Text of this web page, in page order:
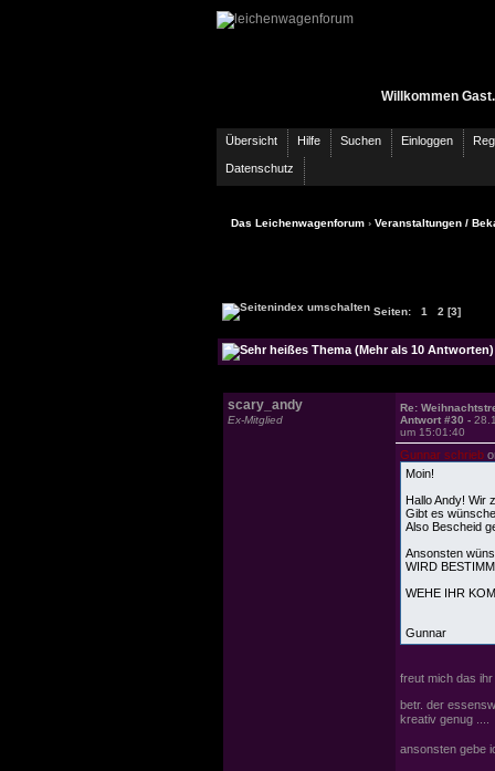
Willkommen
Übersicht Hilfe Suchen Einloggen
Datenschutz
Das Leichenwagenforum › Veranstaltungen /
Seiten: 1 2 [3]
scary_andy
Ex-Mitglied
Re:
Antwort #30 -
um 15:01:40
Gunnar schrieb
Moin!
Hallo Andy! Wir
Gibt es
Also Bescheid
Ansonsten
WIRD
WEHE IHR
Gunnar
freut mich das
betr. der
kreativ genug ....
ansonsten gebe